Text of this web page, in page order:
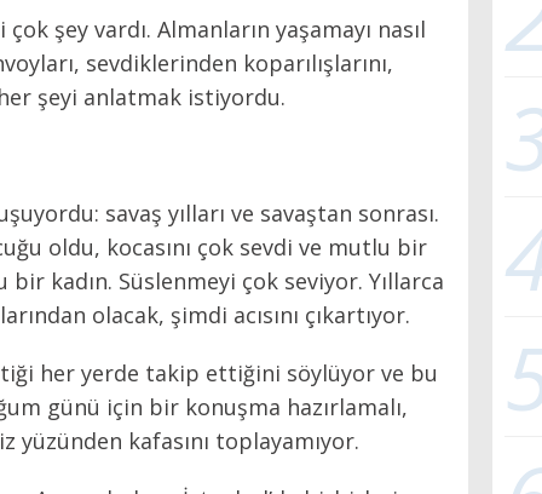
şey vardı. Almanların yaşamayı nasıl
sevdiklerinden koparılışlarını,
şeyi anlatmak istiyordu.
savaş yılları ve savaştan sonrası.
oldu, kocasını çok sevdi ve mutlu bir
kadın. Süslenmeyi çok seviyor. Yıllarca
olacak, şimdi acısını çıkartıyor.
her yerde takip ettiğini söylüyor ve bu
günü için bir konuşma hazırlamalı,
yüzünden kafasını toplayamıyor.